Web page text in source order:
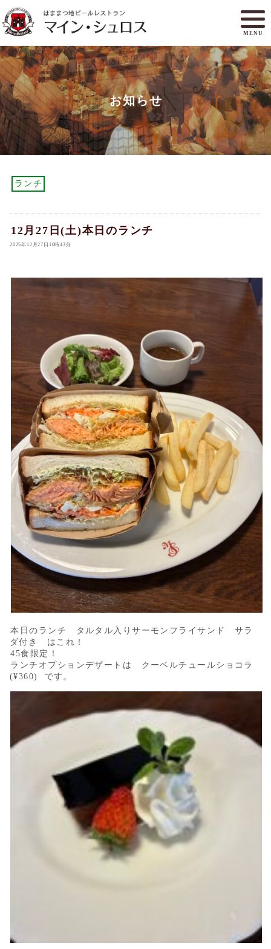
MENU
メニュー
ランチ
アクセスマップ
マイン・シュロスとは
オンラインショップ
お知らせ
ランチ
12月27日(土)本日のランチ
2025年12月27日10時43分
本日のランチ タルタル入りサーモンフライサンド サラ
ダ付き はこれ！
45食限定！
ランチオプションデザートは クーベルチュールショコラ
(¥360) です。